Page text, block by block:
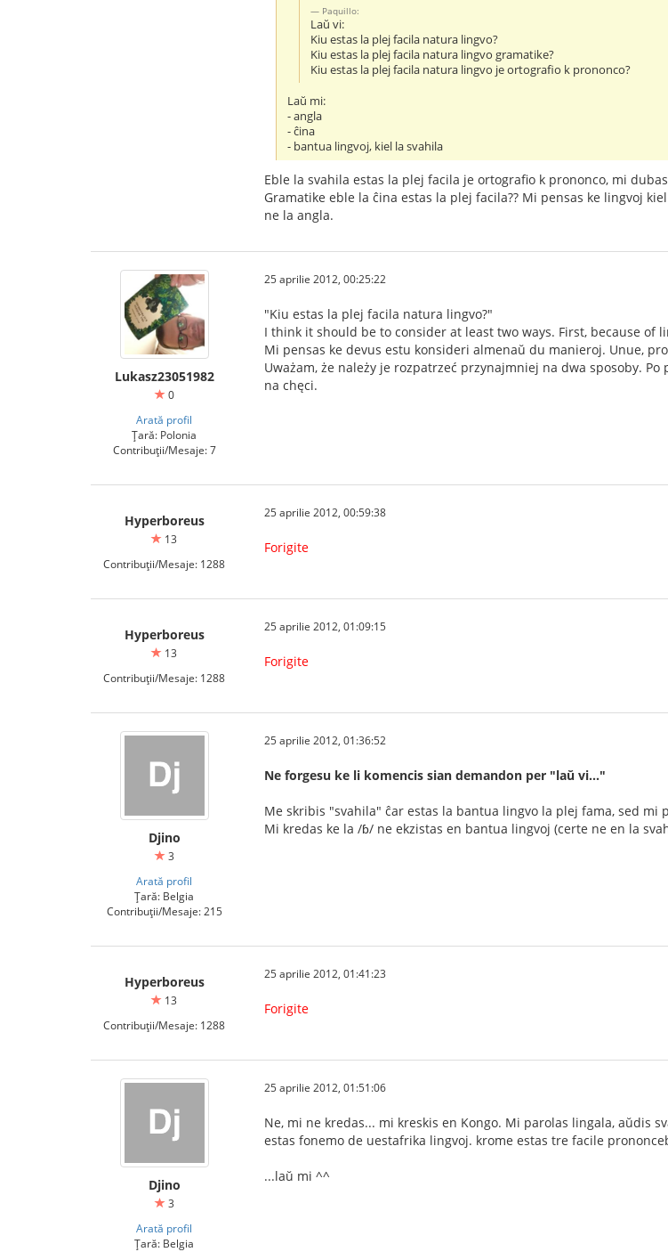
Paquillo:
Laŭ vi:
Kiu estas la plej facila natura lingvo?
Kiu estas la plej facila natura lingvo gramatike?
Kiu estas la plej facila natura lingvo je ortografio k prononco?
Laŭ mi:
- angla
- ĉina
- bantua lingvoj, kiel la svahila
Eble la svahila estas la plej facila je ortografio k prononco, mi
Gramatike eble la ĉina estas la plej facila?? Mi pensas ke lingvoj
ne la angla.
Lukasz23051982
0
Arată profil
Țară: Polonia
Contribuții/Mesaje: 7
25 aprilie 2012, 00:25:22
"Kiu estas la plej facila natura lingvo?"
I think it should be to consider at least two ways. First, because of
Mi pensas ke devus estu konsideri almenaŭ du manieroj. Unue,
Uważam, że należy je rozpatrzeć przynajmniej na dwa sposoby.
na chęci.
Hyperboreus
13
Contribuții/Mesaje: 1288
25 aprilie 2012, 00:59:38
Forigite
Hyperboreus
13
Contribuții/Mesaje: 1288
25 aprilie 2012, 01:09:15
Forigite
Djino
3
Arată profil
Țară: Belgia
Contribuții/Mesaje: 215
25 aprilie 2012, 01:36:52
Ne forgesu ke li komencis sian demandon per "laŭ vi..."
Me skribis "svahila" ĉar estas la bantua lingvo la plej fama, sed
Mi kredas ke la /ɓ/ ne ekzistas en bantua lingvoj (certe ne en la
Hyperboreus
13
Contribuții/Mesaje: 1288
25 aprilie 2012, 01:41:23
Forigite
Djino
3
Arată profil
Țară: Belgia
25 aprilie 2012, 01:51:06
Ne, mi ne kredas... mi kreskis en Kongo. Mi parolas lingala, aŭdis
estas fonemo de uestafrika lingvoj. krome estas tre facile
...laŭ mi ^^